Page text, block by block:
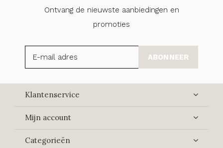
Ontvang de nieuwste aanbiedingen en
promoties
ABONNEER
Klantenservice
Mijn account
Categorieën